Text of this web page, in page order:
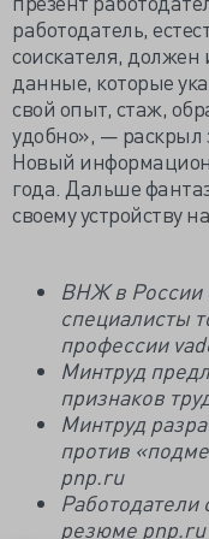
работодатель,
соискателя, должен
данные, которые
свой опыт, стаж,
удобно», —
Новый
года. Дальше
своему устройству
ВНЖ в России
специалисты
профессии
Минтруд
признаков
Минтруд
против
pnp.ru
Работодатели
резюме pnp.ru